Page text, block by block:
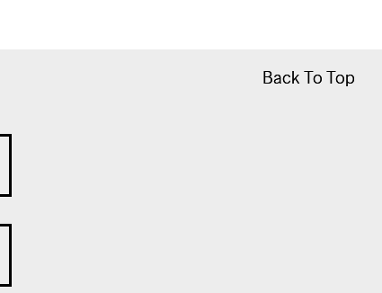
Back To Top
Back To Top